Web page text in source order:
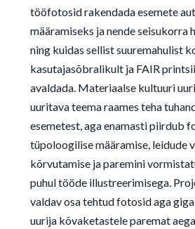
tööfotosid rakendada esemete
määramiseks ja nende seisukorra
ning kuidas sellist suuremahulist
kasutajasõbralikult ja FAIR
avaldada. Materiaalse kultuuri
uuritava teema raames teha
esemetest, aga enamasti piirdub
tüpoloogilise määramise, leidude
kõrvutamise ja paremini
puhul tööde illustreerimisega.
valdav osa tehtud fotosid aga
uurija kõvaketastele paremat